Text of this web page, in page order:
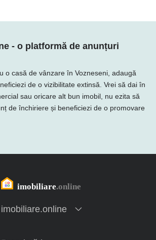
- o platformă de anunțuri
o casă de vânzare în Vozneseni, adaugă
de o vizibilitate extinsă. Vrei să dai în
sau oricare alt bun imobil, nu ezita să
de închiriere și beneficiezi de o promovare
imobiliare.online